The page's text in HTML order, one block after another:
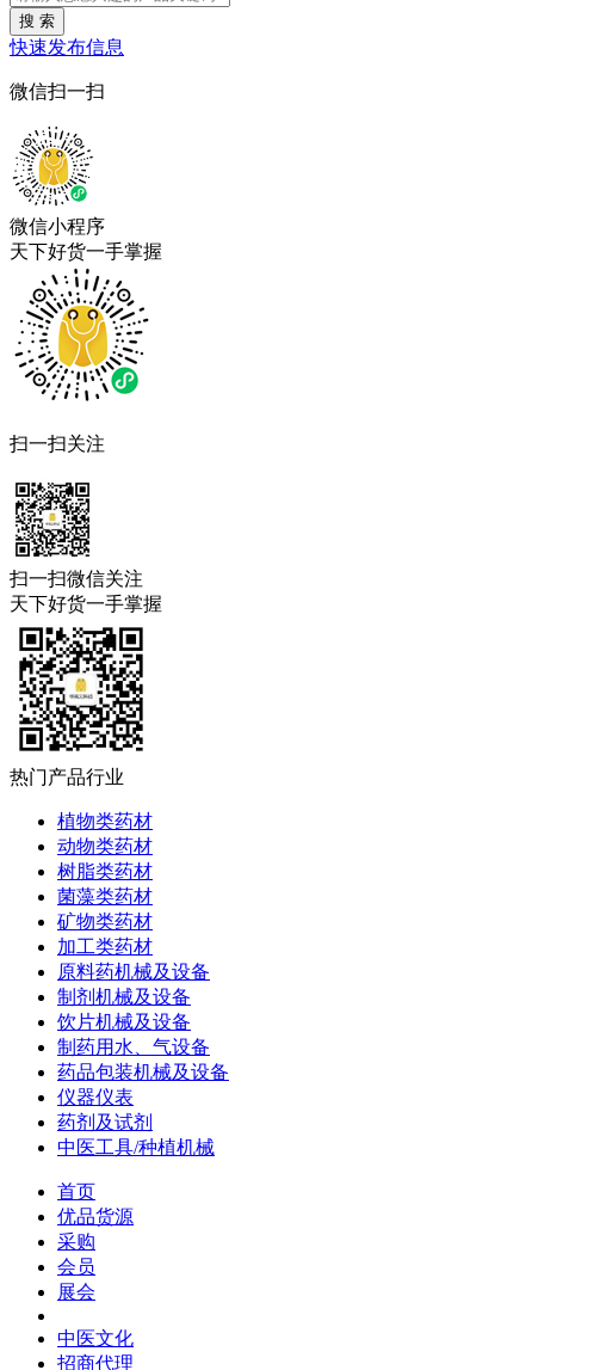
搜 索
快速发布信息
微信扫一扫
微信小程序
天下好货一手掌握
扫一扫关注
扫一扫微信关注
天下好货一手掌握
热门产品行业
植物类药材
动物类药材
树脂类药材
菌藻类药材
矿物类药材
加工类药材
原料药机械及设备
制剂机械及设备
饮片机械及设备
制药用水、气设备
药品包装机械及设备
仪器仪表
药剂及试剂
中医工具/种植机械
首页
优品货源
采购
会员
展会
中医文化
招商代理